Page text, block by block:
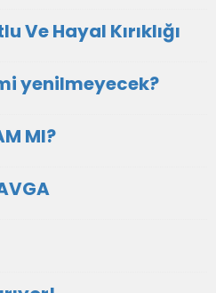
Ve Hayal Kırıklığı
yenilmeyecek?
MI?